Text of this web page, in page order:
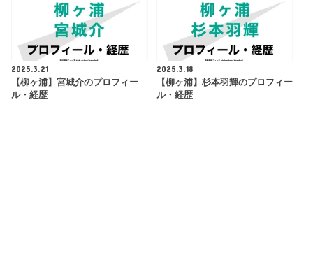
2025.3.21
【柳ヶ浦】宮城介のプロフィー
ル・経歴
2025.3.18
【柳ヶ浦】杉本羽輝のプロフィー
ル・経歴